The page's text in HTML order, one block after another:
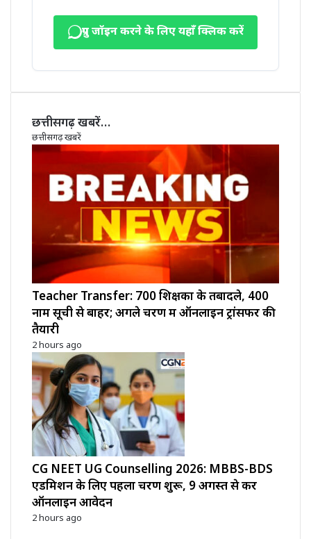
ग्रुप जॉइन करने के लिए यहाँ क्लिक करें
छत्तीसगढ़ खबरें…
छत्तीसगढ़ खबरें
Teacher Transfer: 700 शिक्षकों के तबादले, 400
नाम सूची से बाहर; अगले चरण में ऑनलाइन ट्रांसफर की
तैयारी
2 hours ago
CG NEET UG Counselling 2026: MBBS-BDS
एडमिशन के लिए पहला चरण शुरू, 9 अगस्त से करें
ऑनलाइन आवेदन
2 hours ago